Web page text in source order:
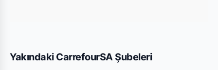
Yakındaki CarrefourSA Şubeleri